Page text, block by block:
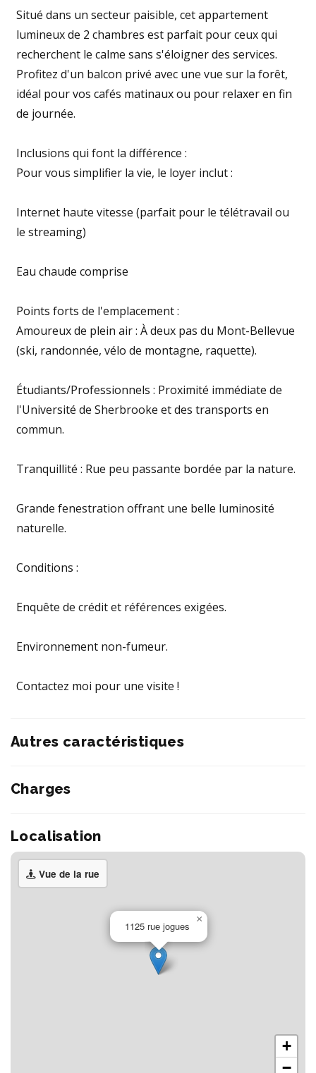
Situé dans un secteur paisible, cet appartement
lumineux de 2 chambres est parfait pour ceux qui
recherchent le calme sans s'éloigner des services.
Profitez d'un balcon privé avec une vue sur la forêt,
idéal pour vos cafés matinaux ou pour relaxer en fin
de journée.
Inclusions qui font la différence :
Pour vous simplifier la vie, le loyer inclut :
Internet haute vitesse (parfait pour le télétravail ou
le streaming)
Eau chaude comprise
Points forts de l'emplacement :
Amoureux de plein air : À deux pas du Mont-Bellevue
(ski, randonnée, vélo de montagne, raquette).
Étudiants/Professionnels : Proximité immédiate de
l'Université de Sherbrooke et des transports en
commun.
Tranquillité : Rue peu passante bordée par la nature.
Grande fenestration offrant une belle luminosité
naturelle.
Conditions :
Enquête de crédit et références exigées.
Environnement non-fumeur.
Contactez moi pour une visite !
Autres caractéristiques
Charges
Localisation
Vue de la rue
1125 rue jogues
×
+
−